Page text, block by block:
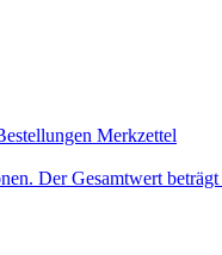
Merkzettel
Der Gesamtwert